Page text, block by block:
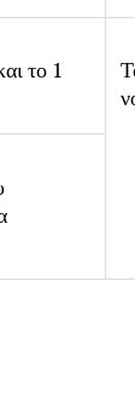
το 1